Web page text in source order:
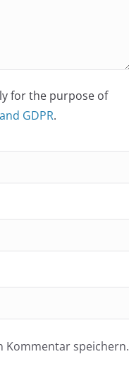
for the purpose of
GDPR.
Kommentar speichern.